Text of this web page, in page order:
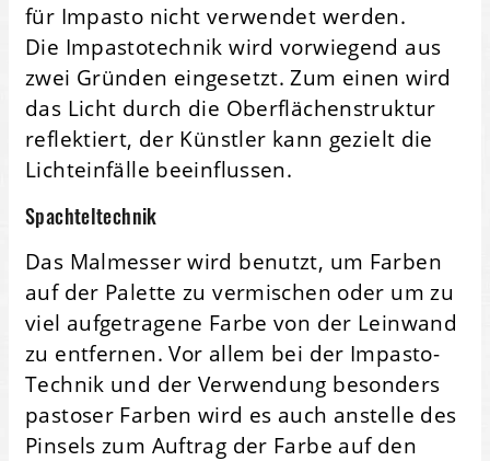
für Impasto nicht verwendet werden.
Die Impastotechnik wird vorwiegend aus
zwei Gründen eingesetzt. Zum einen wird
das Licht durch die Oberflächenstruktur
reflektiert, der Künstler kann gezielt die
Lichteinfälle beeinflussen.
Spachteltechnik
Das Malmesser wird benutzt, um Farben
auf der Palette zu vermischen oder um zu
viel aufgetragene Farbe von der Leinwand
zu entfernen. Vor allem bei der Impasto-
Technik und der Verwendung besonders
pastoser Farben wird es auch anstelle des
Pinsels zum Auftrag der Farbe auf den